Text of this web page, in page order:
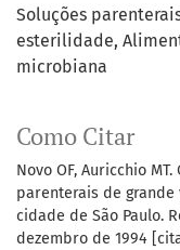
Soluções
esterilidade
microbiana
Como Citar
Novo OF, Auricchio
parenterais de
cidade de São Paulo.
dezembro de 1994